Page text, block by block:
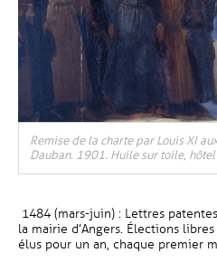
Remise de la charte par Louis XI
Dauban. 1901. Huile sur toile, hôtel
1484 (mars-juin) : Lettres
la mairie d’Angers. Élections
élus pour un an, chaque premier